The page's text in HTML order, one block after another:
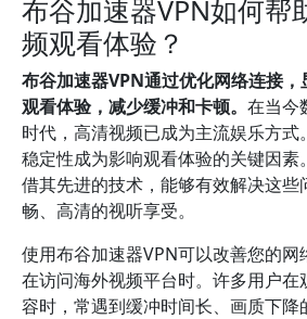
布谷加速器VPN如何帮
频观看体验？
布谷加速器VPN通过优化网络连接
观看体验，减少缓冲和卡顿。 在当今
时代，高清视频已成为主流娱乐方式
稳定性成为影响观看体验的关键因素
借其先进的技术，能够有效解决这些
畅、高清的视听享受。
使用布谷加速器VPN可以改善您的网
在访问海外视频平台时。许多用户在
容时，常遇到缓冲时间长、画质下降